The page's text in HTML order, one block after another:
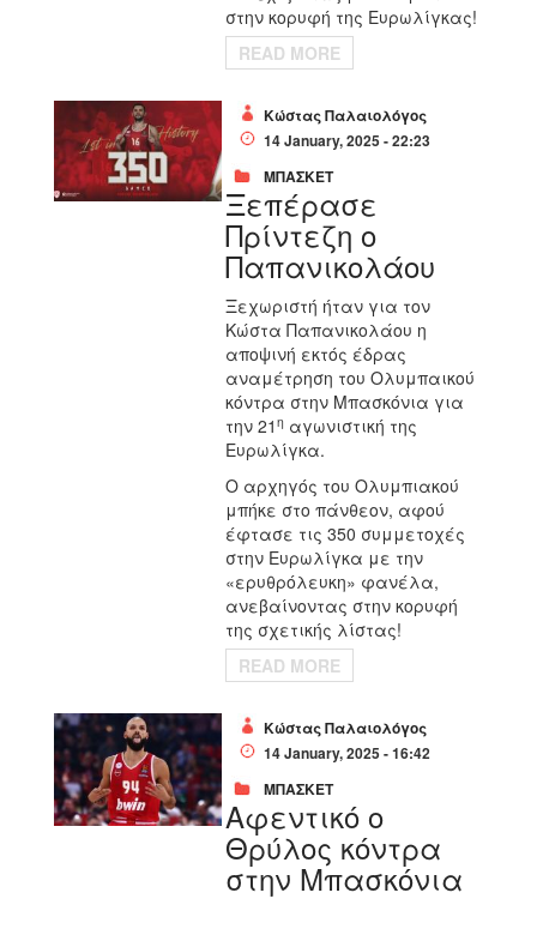
στην κορυφή της Ευρωλίγκας!
READ MORE
Κώστας Παλαιολόγος
14 January, 2025 - 22:23
ΜΠΑΣΚΕΤ
Ξεπέρασε
Πρίντεζη ο
Παπανικολάου
Ξεχωριστή ήταν για τον
Κώστα Παπανικολάου η
αποψινή εκτός έδρας
αναμέτρηση του Ολυμπαικού
κόντρα στην Μπασκόνια για
την 21η αγωνιστική της
Ευρωλίγκα.
Ο αρχηγός του Ολυμπιακού
μπήκε στο πάνθεον, αφού
έφτασε τις 350 συμμετοχές
στην Ευρωλίγκα με την
«ερυθρόλευκη» φανέλα,
ανεβαίνοντας στην κορυφή
της σχετικής λίστας!
READ MORE
Κώστας Παλαιολόγος
14 January, 2025 - 16:42
ΜΠΑΣΚΕΤ
Αφεντικό ο
Θρύλος κόντρα
στην Μπασκόνια